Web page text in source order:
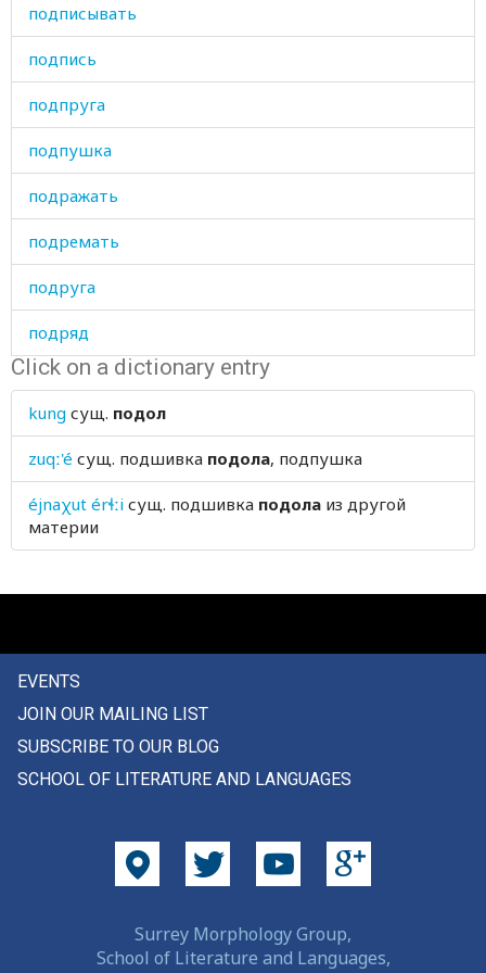
подписывать
подпись
подпруга
подпушка
подражать
подремать
подруга
подряд
подсобный
подсолнечный
подсолнух
подставка
подхвостник
подходить
подходящий
подчиняться
Click on a dictionary entry
kung сущ. подол
zuqː'é сущ. подшивка подола, подпушка
éjnaχut érɬːi сущ. подшивка подола из другой
материи
EVENTS
JOIN OUR MAILING LIST
SUBSCRIBE TO OUR BLOG
SCHOOL OF LITERATURE AND LANGUAGES
Surrey Morphology Group,
School of Literature and Languages,